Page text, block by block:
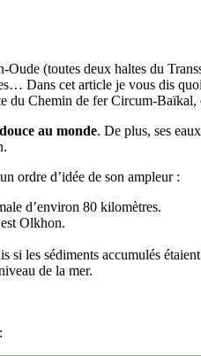
(toutes deux haltes du
Dans cet article je vous dis
du Chemin de fer Circum-Baïkal,
au monde. De plus, ses
ordre d’idée de son ampleur :
d’environ 80 kilomètres.
Olkhon.
si les sédiments accumulés
de la mer.